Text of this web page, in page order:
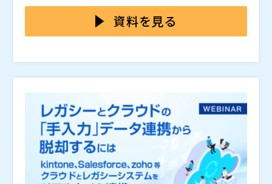
クイン打破」が一つの目的として掲げられていた一方、
実際にはマルチベンダー環境での連携負荷に苦慮し、
も増え始めています。
症療法”であり、場合によっては再び特定ベンダーへの
なシステム追加や住民サービス拡張にも耐えられる連携
構造をどう整備するかが重要になります。
これは単なる「データ連携」の話ではなく、
を迎えつつある状態とも言えます。
本セミナーでは、「書かない窓口」や「オンライン申
請」など、自治体で進むフロントヤード改革を支えるた
開発だけでは差別化が難しく、価格競争に巻き込まれる
リスクも高まっています。
ジネスモデルをご紹介します。Magic xpiは、100種・7
00機能以上のアダプタ／コネクタ を備え、基幹システ
ラッグ＆ドロップで連携できるデータ連携基盤です。
豊富な標準機能により、連携先が増えても追加コストを
抑えやすく、スクラッチ開発に頼らない提案が可能にな
ります。実際に、Magic xpiの導入事例ではしたケース
や、標準化によって保守性・信頼性を高めた事例もあり
ます。AI活用、業務自動化、システム統合といった提案
を広げながら、単発開発ではなく、運用支援・機能追
加・連携拡張へつながる継続収益型ビジネスの構築を支
援します。
マジセミ株式会社（）
※共催、協賛、協力、講演企業は将来的に追加、削除さ
れる可能性があります。
資料を見る